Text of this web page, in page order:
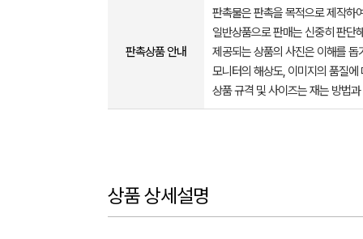
판촉상품 안내
판촉물은 판촉을 목적으로 제작하
일반상품으로 판매는 신중히 판단
제공되는 상품의 사진은 이해를
모니터의 해상도, 이미지의 품질
상품 규격 및 사이즈는 재는 방법
상품 상세설명